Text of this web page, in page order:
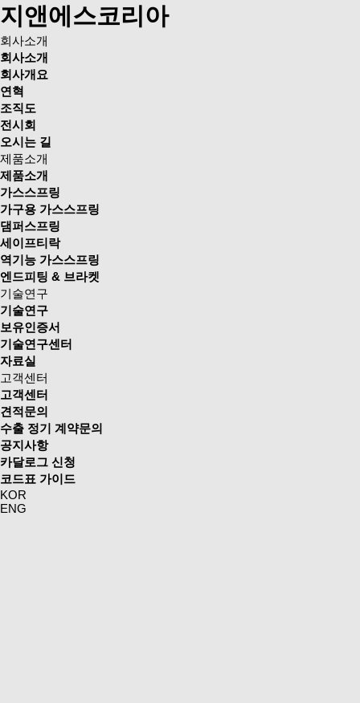
지앤에스코리아
회사소개
회사소개
회사개요
연혁
조직도
전시회
오시는 길
제품소개
제품소개
가스스프링
가구용 가스스프링
댐퍼스프링
세이프티락
역기능 가스스프링
엔드피팅 & 브라켓
기술연구
기술연구
보유인증서
기술연구센터
자료실
고객센터
고객센터
견적문의
수출 정기 계약문의
공지사항
카달로그 신청
코드표 가이드
KOR
ENG